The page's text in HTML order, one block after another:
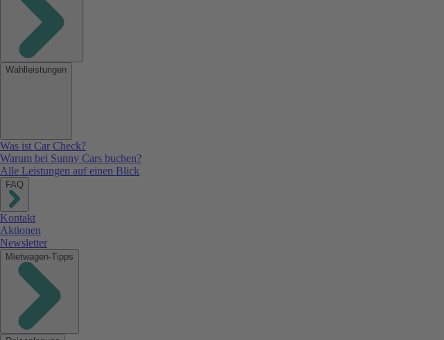
Wahlleistungen
Was ist Car Check?
Warum bei Sunny Cars buchen?
Alle Leistungen auf einen Blick
FAQ
Kontakt
Aktionen
Newsletter
Mietwagen-Tipps